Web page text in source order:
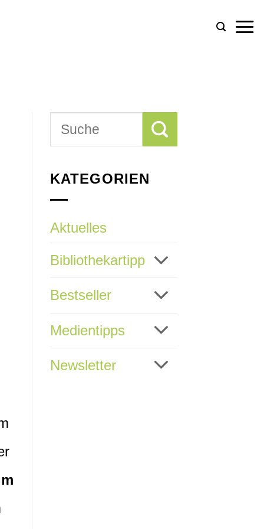
KATEGORIEN
Aktuelles
Bibliothekartipp
Bestseller
Medientipps
Newsletter